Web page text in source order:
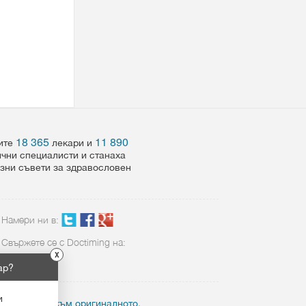
18 365 лекари и 11 890
специалисти и станаха
съвети за здравословен
Намери ни в:
Свържете се с Doctiming на:
02 423 8898
линк към оригиналното.
X